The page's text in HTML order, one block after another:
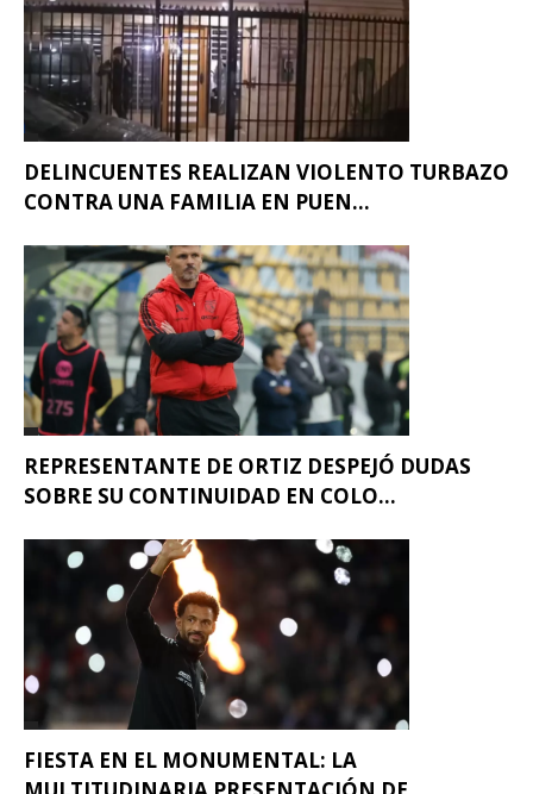
DELINCUENTES REALIZAN VIOLENTO TURBAZO
CONTRA UNA FAMILIA EN PUEN...
REPRESENTANTE DE ORTIZ DESPEJÓ DUDAS
SOBRE SU CONTINUIDAD EN COLO...
FIESTA EN EL MONUMENTAL: LA